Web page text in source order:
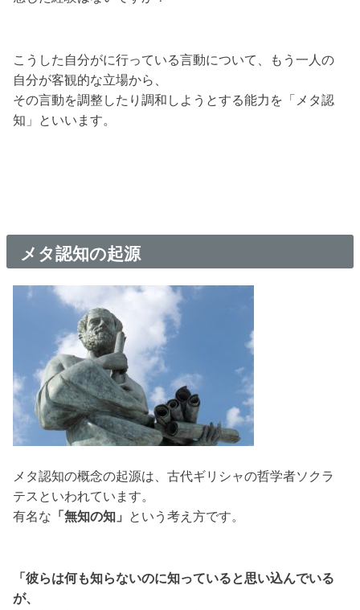
こうした自分がに行っている言動について、もう一人の
自分が客観的な立場から、
その言動を調整したり調和しようとする能力を「メタ認
知」といいます。
メタ認知の起源
メタ認知の概念の起源は、古代ギリシャの哲学者ソクラ
テスといわれています。
有名な 「無知の知」 という考え方です。
「彼らは何も知らないのに知っていると思い込んでいる
が、